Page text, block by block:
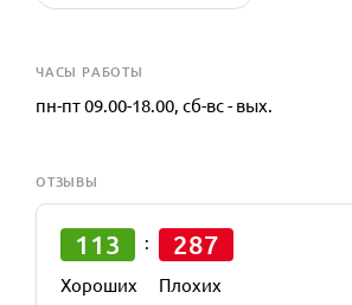
ЧАСЫ РАБОТЫ
пн-пт 09.00-18.00, сб-вс - вых.
ОТЗЫВЫ
113
Хороших
: 287
Плохих